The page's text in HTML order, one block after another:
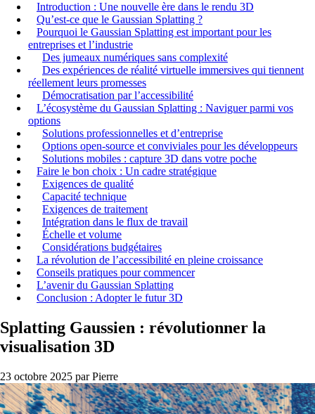
Introduction : Une nouvelle ère dans le rendu 3D
Qu’est-ce que le Gaussian Splatting ?
Pourquoi le Gaussian Splatting est important pour les
entreprises et l’industrie
Des jumeaux numériques sans complexité
Des expériences de réalité virtuelle immersives qui tiennent
réellement leurs promesses
Démocratisation par l’accessibilité
L’écosystème du Gaussian Splatting : Naviguer parmi vos
options
Solutions professionnelles et d’entreprise
Options open-source et conviviales pour les développeurs
Solutions mobiles : capture 3D dans votre poche
Faire le bon choix : Un cadre stratégique
Exigences de qualité
Capacité technique
Exigences de traitement
Intégration dans le flux de travail
Échelle et volume
Considérations budgétaires
La révolution de l’accessibilité en pleine croissance
Conseils pratiques pour commencer
L’avenir du Gaussian Splatting
Conclusion : Adopter le futur 3D
Splatting Gaussien : révolutionner la
visualisation 3D
23 octobre 2025 par Pierre